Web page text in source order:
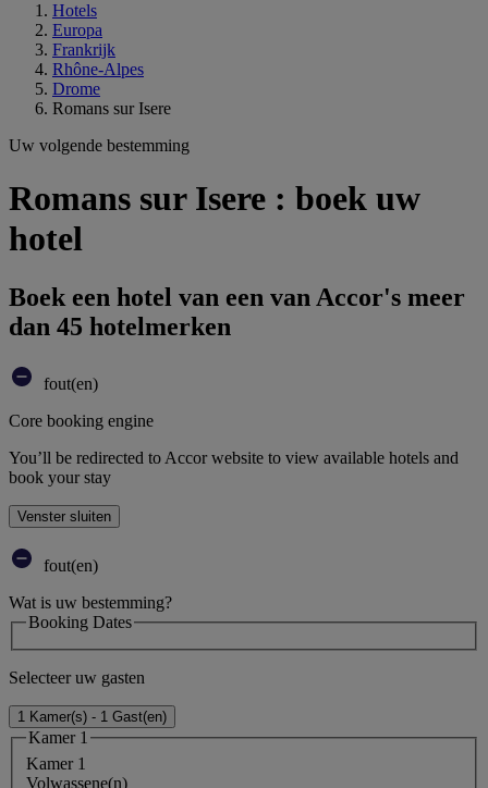
Hotels
Europa
Frankrijk
Rhône-Alpes
Drome
Romans sur Isere
Uw volgende bestemming
Romans sur Isere : boek uw
hotel
Boek een hotel van een van Accor's meer
dan 45 hotelmerken
fout(en)
Core booking engine
You’ll be redirected to Accor website to view available hotels and
book your stay
Venster sluiten
fout(en)
Wat is uw bestemming?
Booking Dates
Selecteer uw gasten
1 Kamer(s) - 1 Gast(en)
Kamer 1
Kamer 1
Volwassene(n)